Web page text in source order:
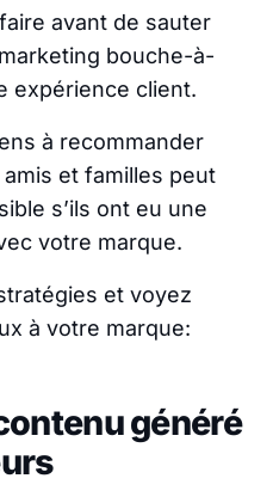
avant de sauter
bouche-à-
expérience client.
à recommander
et familles peut
s’ils ont eu une
votre marque.
et voyez
à votre marque:
généré